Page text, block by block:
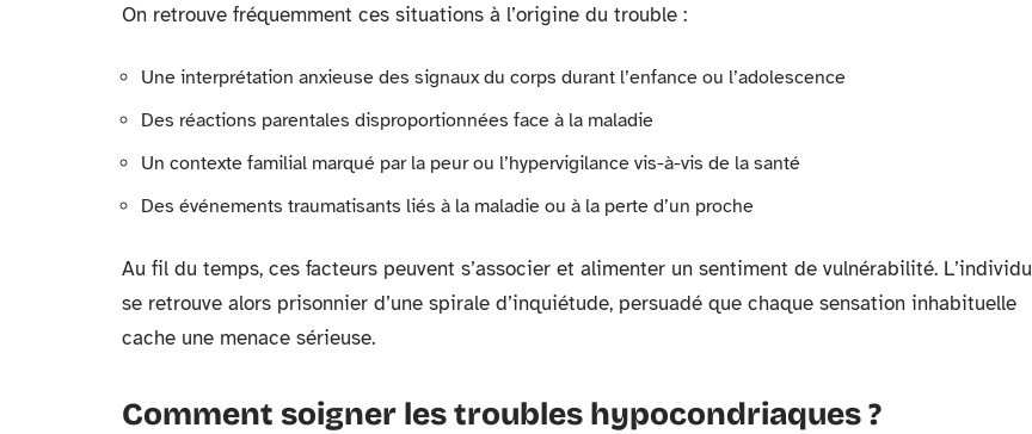
On retrouve fréquemment ces situations à l’origine du trouble :
Une interprétation anxieuse des signaux du corps durant l’enfance ou l’adolescence
Des réactions parentales disproportionnées face à la maladie
Un contexte familial marqué par la peur ou l’hypervigilance vis-à-vis de la santé
Des événements traumatisants liés à la maladie ou à la perte d’un proche
Au fil du temps, ces facteurs peuvent s’associer et alimenter un sentiment de vulnérabilité. L’individu
se retrouve alors prisonnier d’une spirale d’inquiétude, persuadé que chaque sensation inhabituelle
cache une menace sérieuse.
Comment soigner les troubles hypocondriaques ?